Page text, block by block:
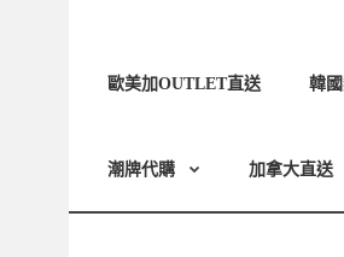
歐美加OUTLET直送 韓
潮牌代購 加拿大直送